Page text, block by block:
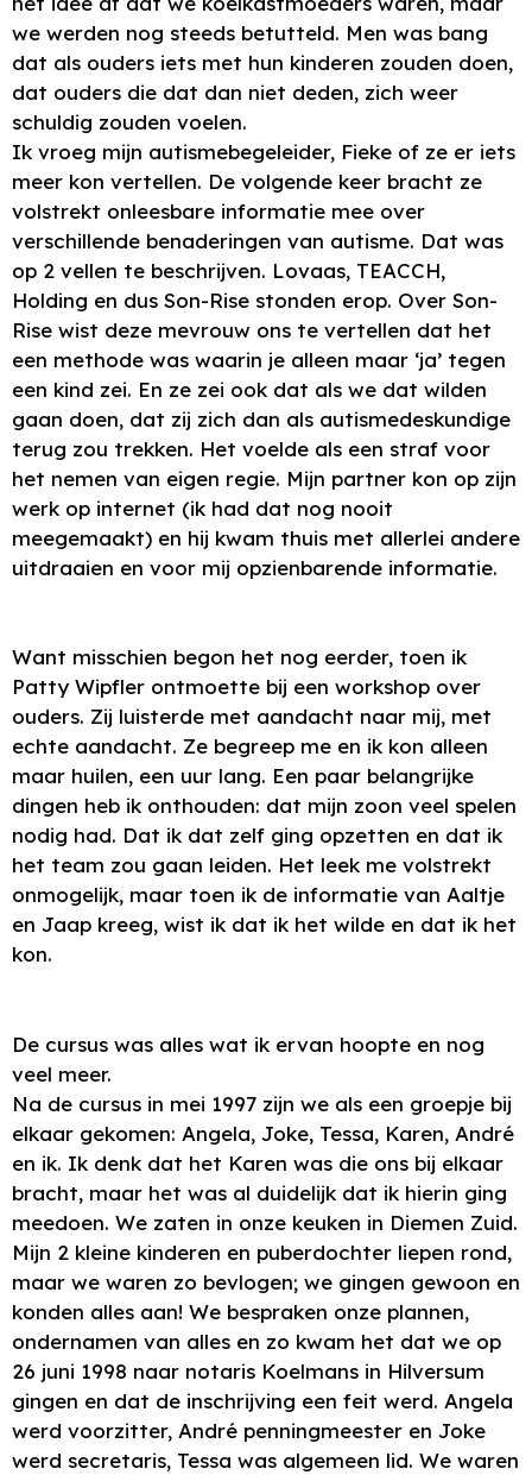
we werden nog steeds betutteld. Men was bang
dat als ouders iets met hun kinderen zouden doen,
dat ouders die dat dan niet deden, zich weer
schuldig zouden voelen.
Ik vroeg mijn autismebegeleider, Fieke of ze er iets
meer kon vertellen. De volgende keer bracht ze
volstrekt onleesbare informatie mee over
verschillende benaderingen van autisme. Dat was
op 2 vellen te beschrijven. Lovaas, TEACCH,
Holding en dus Son-Rise stonden erop. Over Son-
Rise wist deze mevrouw ons te vertellen dat het
een methode was waarin je alleen maar ‘ja’ tegen
een kind zei. En ze zei ook dat als we dat wilden
gaan doen, dat zij zich dan als autismedeskundige
terug zou trekken. Het voelde als een straf voor
het nemen van eigen regie. Mijn partner kon op zijn
werk op internet (ik had dat nog nooit
meegemaakt) en hij kwam thuis met allerlei andere
uitdraaien en voor mij opzienbarende informatie.
Want misschien begon het nog eerder, toen ik
Patty Wipfler ontmoette bij een workshop over
ouders. Zij luisterde met aandacht naar mij, met
echte aandacht. Ze begreep me en ik kon alleen
maar huilen, een uur lang. Een paar belangrijke
dingen heb ik onthouden: dat mijn zoon veel spelen
nodig had. Dat ik dat zelf ging opzetten en dat ik
het team zou gaan leiden. Het leek me volstrekt
onmogelijk, maar toen ik de informatie van Aaltje
en Jaap kreeg, wist ik dat ik het wilde en dat ik het
kon.
De cursus was alles wat ik ervan hoopte en nog
veel meer.
Na de cursus in mei 1997 zijn we als een groepje bij
elkaar gekomen: Angela, Joke, Tessa, Karen, André
en ik. Ik denk dat het Karen was die ons bij elkaar
bracht, maar het was al duidelijk dat ik hierin ging
meedoen. We zaten in onze keuken in Diemen Zuid.
Mijn 2 kleine kinderen en puberdochter liepen rond,
maar we waren zo bevlogen; we gingen gewoon en
konden alles aan! We bespraken onze plannen,
ondernamen van alles en zo kwam het dat we op
26 juni 1998 naar notaris Koelmans in Hilversum
gingen en dat de inschrijving een feit werd. Angela
werd voorzitter, André penningmeester en Joke
werd secretaris, Tessa was algemeen lid. We waren